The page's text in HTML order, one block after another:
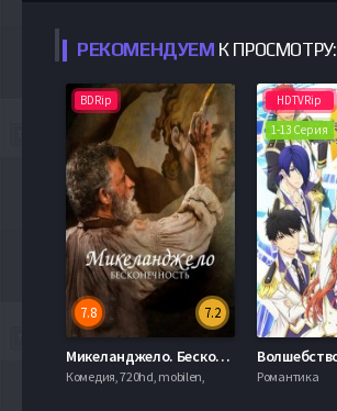
РЕКОМЕНДУЕМ К ПРОСМОТРУ:
BDRip
7.2
7.8
Микеланджело. Бесконечность (2019)
Комедия, 720hd, mobilen,
HDTVRip
1-13 Серия
Романтика